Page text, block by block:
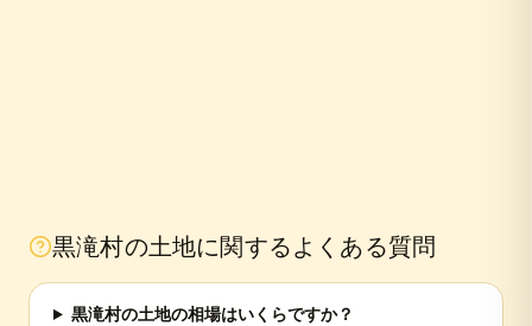
黒滝村の土地に関するよくある質問
黒滝村の土地の相場はいくらですか？